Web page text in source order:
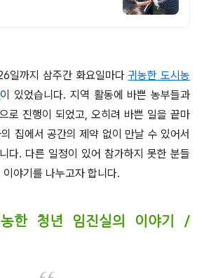
일까지 삼주간 화요일마다귀농한 도시농
이 있었습니다. 지역 활동에 바쁜 농부들과
로 진행이 되었고, 오히려 바쁜 일을 끝마
집에서 공간의 제약 없이 만날 수 있어서
다. 다른 일정이 있어 참가하지 못한 분들
야기를 나누고자 합니다.
한 청년 임진실의 이야기 /